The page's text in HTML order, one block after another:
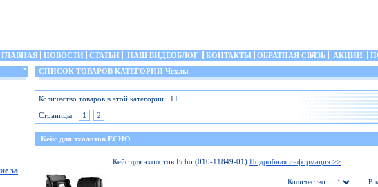
ГЛАВНАЯ НОВОСТИ СТАТЬИ НАШ ВИДЕОБЛОГ КОНТАКТЫ ОБРАТНАЯ СВЯЗЬ АКЦИИ
за
СПИСОК ТОВАРОВ КАТЕГОРИИ Чехлы
Количество товаров в этой категории : 11
Страницы :
1 2
Кейс для эхолотов ECHO
Кейс для эхолотов Echo (010-11849-01) Подробная информация >>
Количество: